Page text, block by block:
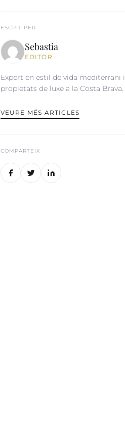
ESCRIT PER
Sebastia
EDITOR
Expert en estil de vida mediterrani i
propietats de luxe a la Costa Brava.
VEURE MÉS ARTICLES
COMPARTEIX